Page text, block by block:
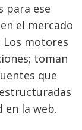
para ese
el mercado
motores
toman
que
en la web.